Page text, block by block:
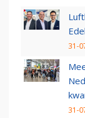
31-
31-